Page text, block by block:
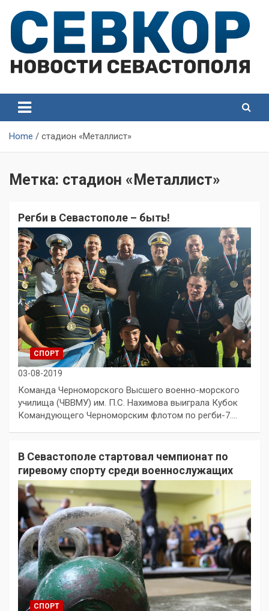
content
Севастополя
Севастополя
Home стадион «Металлист»
Метка: стадион «Металлист»
Регби в Севастополе – быть!
СПОРТ
03-08-2019
Команда Черноморского Высшего военно-морского
училища (ЧВВМУ) им. П.С. Нахимова выиграла Кубок
Командующего Черноморским флотом по регби-7.…
В Севастополе стартовал чемпионат по
гиревому спорту среди военнослужащих
СПОРТ